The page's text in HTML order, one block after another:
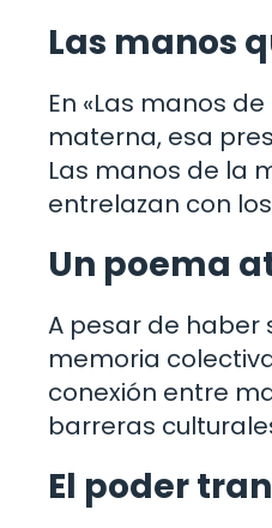
Las manos
En «Las manos
materna, esa
Las manos de la
entrelazan con
Un poema
A pesar de haber
memoria
conexión entre
barreras
El poder